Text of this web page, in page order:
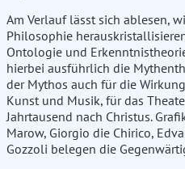
Am Verlauf lässt sich ablesen,
Philosophie
Ontologie und
hierbei ausführlich die
der Mythos auch für die
Kunst und Musik, für das
Jahrtausend nach Christus.
Marow, Giorgio die Chirico,
Gozzoli belegen die